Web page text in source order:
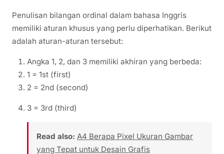
Penulisan bilangan ordinal dalam bahasa Inggris
memiliki aturan khusus yang perlu diperhatikan. Berikut
adalah aturan-aturan tersebut:
Angka 1, 2, dan 3 memiliki akhiran yang berbeda:
1 = 1st (first)
2 = 2nd (second)
3 = 3rd (third)
Read also: A4 Berapa Pixel Ukuran Gambar
yang Tepat untuk Desain Grafis